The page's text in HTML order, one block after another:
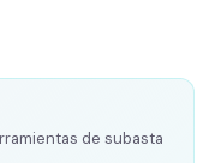
de subasta